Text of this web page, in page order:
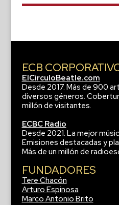
ECB
ElCirculoBeatle.com
Desde 2017. Más de 900
diversos géneros.
millón de visitantes.
ECBC Radio
Desde 2021. La mejor
Emisiones destacadas y
Más de un millón de
FUNDADORES
Tere Chacón
Arturo Espinosa
Marco Antonio Brito